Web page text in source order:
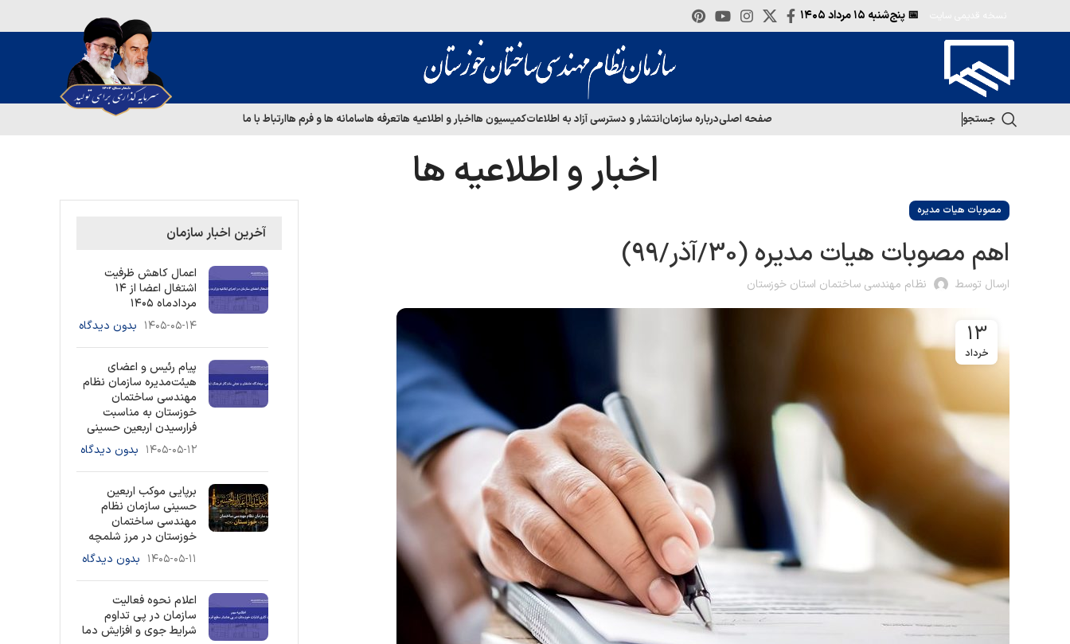
📅 پنج‌شنبه
جستجو صفحه اصلیدرباره سازمانانتشار و دسترسی آزاد به اطلاعاتکمیسیون هااخبار و اطلاعیه هاتعرفه هاسامانه ها و فرم هاارتباط با ما
اخبار و اطلاعیه ها
مصوبات هیات مدیره
اهم مصوبات هیات مدیره (30/آذر/99)
ارسال توسط نظام مهندسی ساختمان استان خوزستان
13
خرداد
آخرین اخبار سازمان
اعمال کاهش ظرفیت
اشتغال اعضا از ۱۴
مردادماه ۱۴۰۵
۱۴۰۵-۰۵-۱۴ بدون دیدگاه
پیام رئیس و اعضای
هیئت‌مدیره سازمان نظام
مهندسی ساختمان
خوزستان به مناسبت
فرارسیدن اربعین حسینی
۱۴۰۵-۰۵-۱۲ بدون دیدگاه
برپایی موکب اربعین
حسینی سازمان نظام
مهندسی ساختمان
خوزستان در مرز شلمچه
۱۴۰۵-۰۵-۱۱ بدون دیدگاه
اعلام نحوه فعالیت
سازمان در پی تداوم
شرایط جوی و افزایش دما